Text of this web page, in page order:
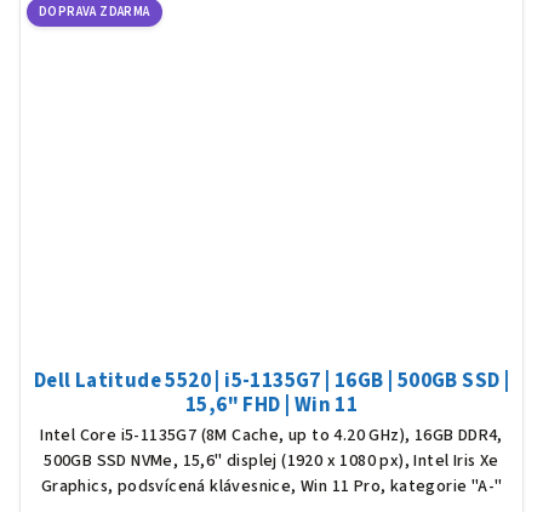
DOPRAVA ZDARMA
Dell Latitude 5520 | i5-1135G7 | 16GB | 500GB SSD |
15,6" FHD | Win 11
Intel Core i5-1135G7 (8M Cache, up to 4.20 GHz), 16GB DDR4,
500GB SSD NVMe, 15,6" displej (1920 x 1080 px), Intel Iris Xe
Graphics, podsvícená klávesnice, Win 11 Pro, kategorie "A-"